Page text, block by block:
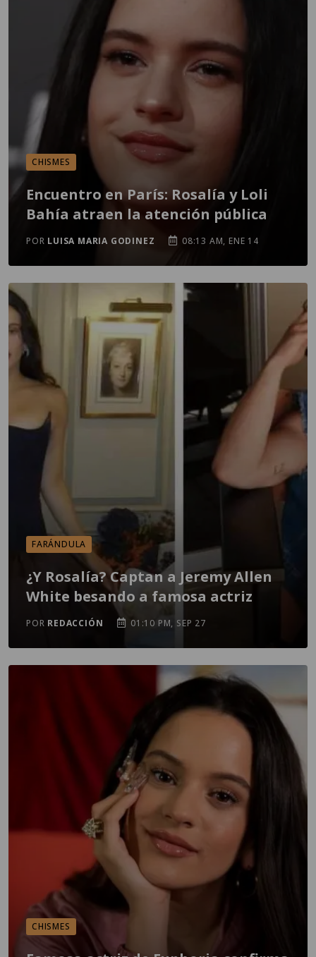
CHISMES
Encuentro en París: Rosalía y Loli
Bahía atraen la atención pública
POR LUISA MARIA GODINEZ 08:13 AM, ENE 14
FARÁNDULA
¿Y Rosalía? Captan a Jeremy Allen
White besando a famosa actriz
POR REDACCIÓN 01:10 PM, SEP 27
CHISMES